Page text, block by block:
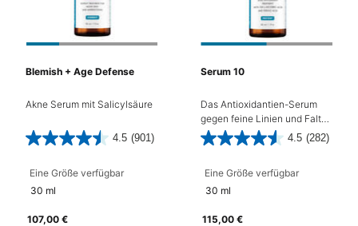
Blemish + Age Defense
Akne Serum mit Salicylsäure
4.5 (901)
Eine Größe verfügbar
30 ml
107,00 €
Serum 10
Das Antioxidantien-Serum
gegen feine Linien und Falten
bietet einen antioxidativen
Zellschutz für empfindliche
4.5 (282)
Eine Größe verfügbar
30 ml
115,00 €